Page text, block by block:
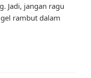
Jadi, jangan ragu
rambut dalam